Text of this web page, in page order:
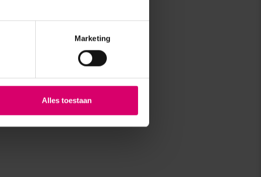
Marketing
Alles toestaan